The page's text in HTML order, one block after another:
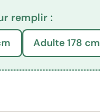
remplir :
Adulte 178 cm